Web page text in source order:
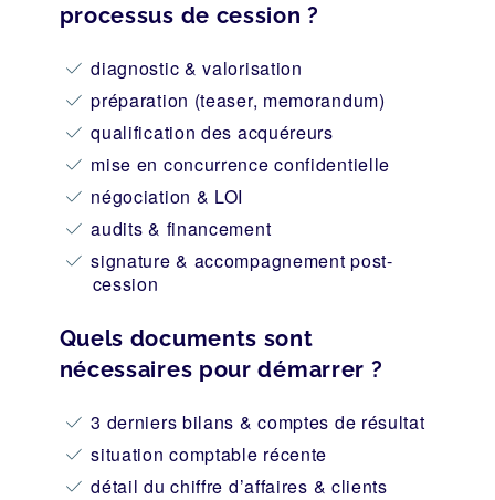
processus de cession ?
diagnostic & valorisation
préparation (teaser, memorandum)
qualification des acquéreurs
mise en concurrence confidentielle
négociation & LOI
audits & financement
signature & accompagnement post-
cession
Quels documents sont
nécessaires pour démarrer ?
3 derniers bilans & comptes de résultat
situation comptable récente
détail du chiffre d’affaires & clients